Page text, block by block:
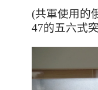
(共軍使用的
47的五六式